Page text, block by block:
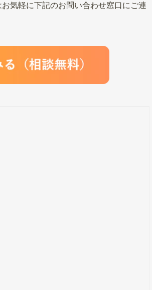
気軽に下記のお問い合わせ窓口にご連